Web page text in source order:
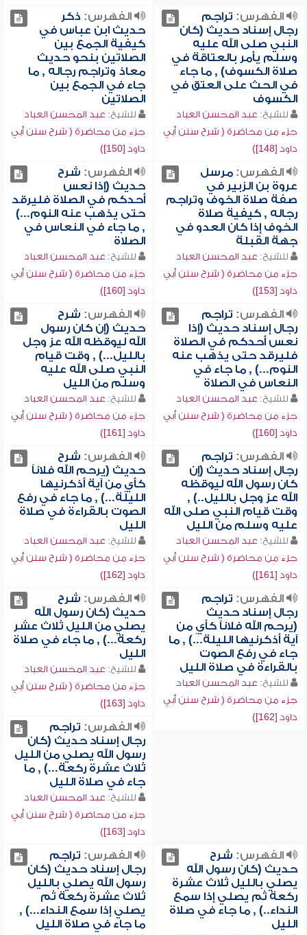
الفهرس: تراجم
رجال إسناد حديث (كان
النبي صلى الله عليه
وسلم يأمر بالعتاقة في
صلاة الكسوف) , ما جاء
في الحث على العتق في
الكسوف
للشيخ: عبد المحسن العباد
جزء من محاضرة ( شرح سنن أبي
داود [148])
الفهرس: ذكر
حديث ابن عباس في
كيفية الجمع بين
الصلاتين بنحو حديث
معاذ وتراجم رجاله , ما
جاء في الجمع بين
الصلاتين
للشيخ: عبد المحسن العباد
جزء من محاضرة ( شرح سنن أبي
داود [150])
الفهرس:مرسل
عروة بن الزبير في
صفة صلاة الخوف وتراجم
رجاله , كيفية صلاة
الخوف إذا كان العدو في
جهة القبلة
للشيخ: عبد المحسن العباد
جزء من محاضرة ( شرح سنن أبي
داود [153])
الفهرس: شرح
حديث (إذا نعس
أحدكم في الصلاة فليرقد
حتى يذهب عنه النوم...)
, ما جاء في النعاس في
الصلاة
للشيخ: عبد المحسن العباد
جزء من محاضرة ( شرح سنن أبي
داود [160])
الفهرس: تراجم
رجال إسناد حديث (إذا
نعس أحدكم في الصلاة
فليرقد حتى يذهب عنه
النوم...) , ما جاء في
النعاس في الصلاة
للشيخ: عبد المحسن العباد
جزء من محاضرة ( شرح سنن أبي
داود [160])
الفهرس: شرح
حديث (إن كان رسول
الله ليوقظه الله عز وجل
بالليل...) , وقت قيام
النبي صلى الله عليه
وسلم من الليل
للشيخ: عبد المحسن العباد
جزء من محاضرة ( شرح سنن أبي
داود [161])
الفهرس: تراجم
رجال إسناد حديث (إن
كان رسول الله ليوقظه
الله عز وجل بالليل..) ,
وقت قيام النبي صلى الله
عليه وسلم من الليل
للشيخ: عبد المحسن العباد
جزء من محاضرة ( شرح سنن أبي
داود [161])
الفهرس: شرح
حديث (يرحم الله فلاناً
كأيٍ من آية أذكرنيها
الليلة...) , ما جاء في رفع
الصوت بالقراءة في صلاة
الليل
للشيخ: عبد المحسن العباد
جزء من محاضرة ( شرح سنن أبي
داود [162])
الفهرس: تراجم
رجال إسناد حديث
(يرحم الله فلاناً كأيٍ من
آية أذكرنيها الليلة...) , ما
جاء في رفع الصوت
بالقراءة في صلاة الليل
للشيخ: عبد المحسن العباد
جزء من محاضرة ( شرح سنن أبي
داود [162])
الفهرس: شرح
حديث (كان رسول الله
يصلي من الليل ثلاث عشر
ركعة...) , ما جاء في صلاة
الليل
للشيخ: عبد المحسن العباد
جزء من محاضرة ( شرح سنن أبي
داود [163])
الفهرس: تراجم
رجال إسناد حديث (كان
رسول الله يصلي من الليل
ثلاث عشرة ركعة...) , ما
جاء في صلاة الليل
للشيخ: عبد المحسن العباد
جزء من محاضرة ( شرح سنن أبي
داود [163])
الفهرس: شرح
حديث (كان رسول الله
يصلي بالليل ثلاث عشرة
ركعة ثم يصلي إذا سمع
النداء..) , ما جاء في صلاة
الليل
الفهرس: تراجم
رجال إسناد حديث (كان
رسول الله يصلي بالليل
ثلاث عشرة ركعة ثم
يصلي إذا سمع النداء...) ,
ما جاء في صلاة الليل